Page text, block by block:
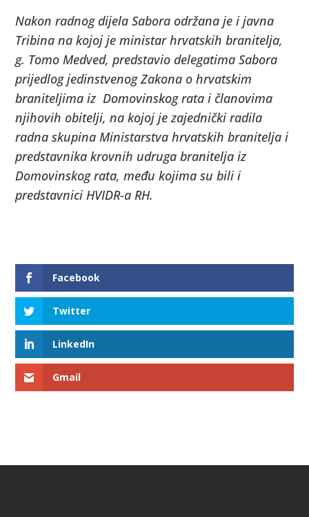
Nakon radnog dijela Sabora održana je i javna
Tribina na kojoj je ministar hrvatskih branitelja,
g. Tomo Medved, predstavio delegatima Sabora
prijedlog jedinstvenog Zakona o hrvatskim
braniteljima iz Domovinskog rata i članovima
njihovih obitelji, na kojoj je zajednički radila
radna skupina Ministarstva hrvatskih branitelja i
predstavnika krovnih udruga branitelja iz
Domovinskog rata, među kojima su bili i
predstavnici HVIDR-a RH.
Facebook
Twitter
LinkedIn
Gmail